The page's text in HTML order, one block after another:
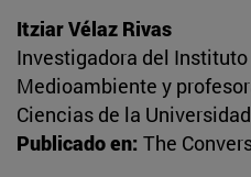
Itziar Vélaz Rivas
Investigadora del
Medioambiente y
Ciencias de la
Publicado en: The